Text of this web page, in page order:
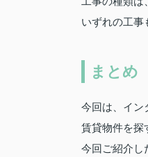
いずれの工事
まとめ
今回は、イン
賃貸物件を探
今回ご紹介し